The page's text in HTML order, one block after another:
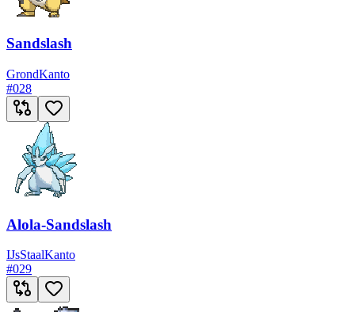
Sandslash
GrondKanto
#028
Alola-Sandslash
IJsStaalKanto
#029